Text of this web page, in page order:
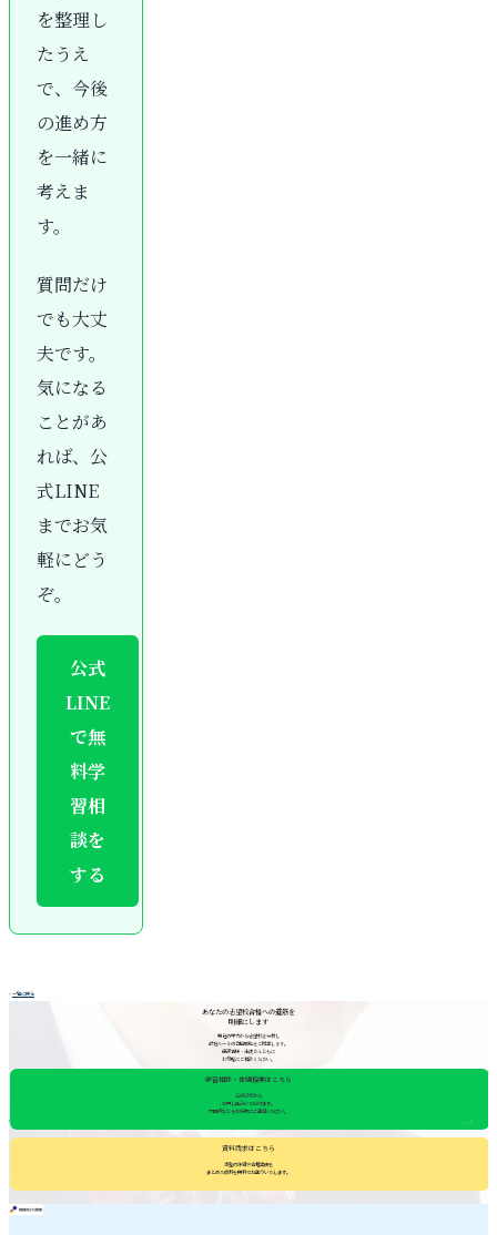
を整理し
たうえ
で、今後
の進め方
を一緒に
考えま
す。
質問だけ
でも大丈
夫です。
気になる
ことがあ
れば、公
式LINE
までお気
軽にどう
ぞ。
公式
LINE
で無
料学
習相
談を
する
<一覧に戻る
あなたの志望校合格への道筋を
明確にします
現在の学力から志望校を分析し
最短ルートの合格戦略をご提案します。
保護者様・生徒さんともに
お気軽にご相談ください。
学習相談・体験授業はこちら
公式LINEから
お申し込みいただけます。
不明点などもお気軽にご連絡ください。
資料請求はこちら
当塾の詳細や合格実績を
まとめた資料を無料でお送りいたします。